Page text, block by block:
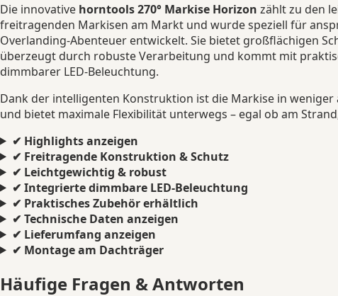
Die innovative horntools 270° Markise Horizon zählt zu den
freitragenden Markisen am Markt und wurde speziell für
Overlanding-Abenteuer entwickelt. Sie bietet großflächigen
überzeugt durch robuste Verarbeitung und kommt mit
dimmbarer LED-Beleuchtung.
Dank der intelligenten Konstruktion ist die Markise in
und bietet maximale Flexibilität unterwegs – egal ob am
✔ Highlights anzeigen
✔ Freitragende Konstruktion & Schutz
✔ Leichtgewichtig & robust
✔ Integrierte dimmbare LED-Beleuchtung
✔ Praktisches Zubehör erhältlich
✔ Technische Daten anzeigen
✔ Lieferumfang anzeigen
✔ Montage am Dachträger
Häufige Fragen & Antworten